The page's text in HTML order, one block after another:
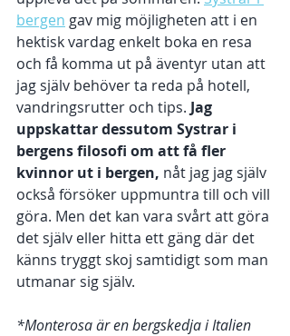
bergen gav mig möjligheten att i en
hektisk vardag enkelt boka en resa
och få komma ut på äventyr utan att
jag själv behöver ta reda på hotell,
vandringsrutter och tips. Jag
uppskattar dessutom Systrar i
bergens filosofi om att få fler
kvinnor ut i bergen, nåt jag jag själv
också försöker uppmuntra till och vill
göra. Men det kan vara svårt att göra
det själv eller hitta ett gäng där det
känns tryggt skoj samtidigt som man
utmanar sig själv.
*Monterosa är en bergskedja i Italien